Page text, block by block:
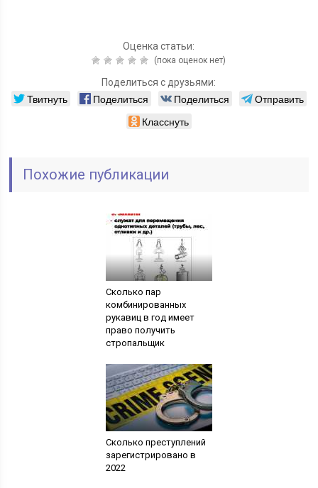
Оценка статьи:
(пока оценок нет)
Поделиться с друзьями:
Твитнуть Поделиться Поделиться
Отправить
Класснуть
Похожие публикации
Сколько пар
комбинированных
рукавиц в год имеет
право получить
стропальщик
Сколько преступлений
зарегистрировано в
2022